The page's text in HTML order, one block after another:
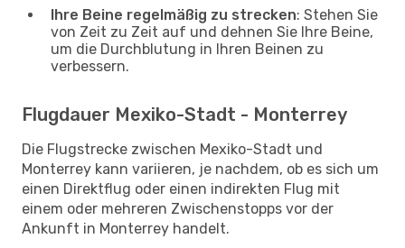
Ihre Beine regelmäßig zu strecken: Stehen Sie
von Zeit zu Zeit auf und dehnen Sie Ihre Beine,
um die Durchblutung in Ihren Beinen zu
verbessern.
Flugdauer Mexiko-Stadt - Monterrey
Die Flugstrecke zwischen Mexiko-Stadt und
Monterrey kann variieren, je nachdem, ob es sich um
einen Direktflug oder einen indirekten Flug mit
einem oder mehreren Zwischenstopps vor der
Ankunft in Monterrey handelt.